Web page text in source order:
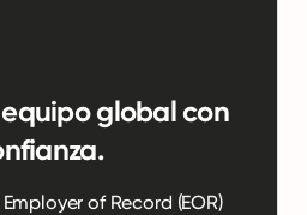
global con
of Record (EOR)